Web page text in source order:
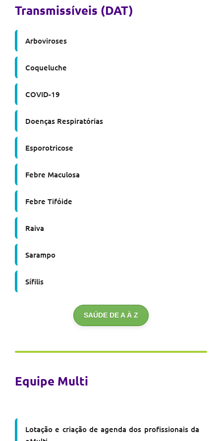
Transmissíveis (DAT)
Arboviroses
Coqueluche
COVID-19
Doenças Respiratórias
Esporotricose
Febre Maculosa
Febre Tifóide
Raiva
Sarampo
Sífilis
SAÚDE DE A À Z
Equipe Multi
Lotação e criação de agenda dos profissionais da